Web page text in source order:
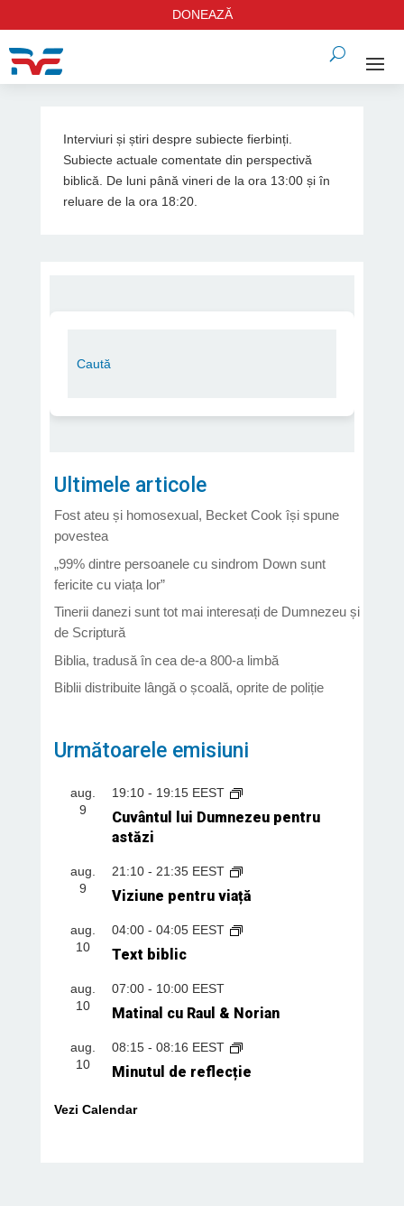
DONEAZĂ
Interviuri și știri despre subiecte fierbinți.
Subiecte actuale comentate din perspectivă
biblică. De luni până vineri de la ora 13:00 și în
reluare de la ora 18:20.
Ultimele articole
Fost ateu și homosexual, Becket Cook își spune
povestea
„99% dintre persoanele cu sindrom Down sunt
fericite cu viața lor”
Tinerii danezi sunt tot mai interesați de Dumnezeu și
de Scriptură
Biblia, tradusă în cea de-a 800-a limbă
Biblii distribuite lângă o școală, oprite de poliție
Următoarele emisiuni
aug.
9
19:10- 19:15 EEST
Cuvântul lui Dumnezeu pentru
astăzi
aug.
9
21:10- 21:35 EEST
Viziune pentru viață
aug.
10
04:00- 04:05 EEST
Text biblic
aug.
10
07:00- 10:00 EEST
Matinal cu Raul & Norian
aug.
10
08:15- 08:16 EEST
Minutul de reflecție
Vezi Calendar